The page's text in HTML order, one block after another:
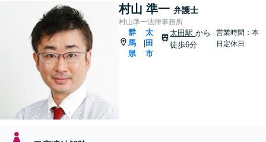
村山 準一 弁護士
村山準一法律事務所
群
馬
県
太
田
市
太田駅から
徒歩6分
営業時間：本
日定休日